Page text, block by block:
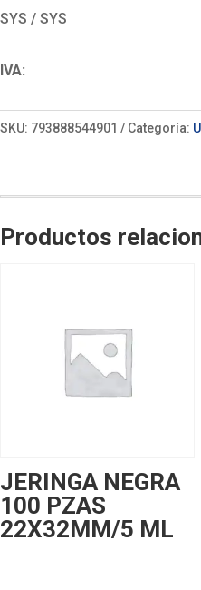
SYS / SYS
IVA:
SKU: 793888544901 Categoría:
Productos
JERINGA NEGRA
100 PZAS
22X32MM/5 ML